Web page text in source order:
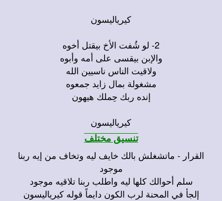
كيرياليسون
2- لو شُفت الأخ بيقتل أخوه
والإبن بيقسى على أمه وأبوه
ولاقيت الناس ناسيين الله
مشغولة بمال زايد جمعوه
إنده ربك حِملك هيهون
كيرياليسون
تنسيق مختلف
القرار - ماتشغلش بالك خايف ليه وتخاف من إيه ربنا
موجود
سلم أحوالك كلها ليه واطلب ربنا تلاقيه موجود
إلجأ في المحنة لرب الكون دايماً قوله كيرياليسون